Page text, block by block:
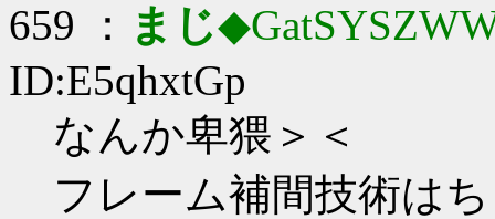
659 ： まじ
ID:E5qhxtGp
なんか卑猥＞＜
フレーム補間技術は